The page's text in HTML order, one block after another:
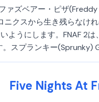
ズベアー・ピザ
クスから生き残らなけ
ようにします。FNAF 2
スプランキー(Sprunky)
Five Nights At